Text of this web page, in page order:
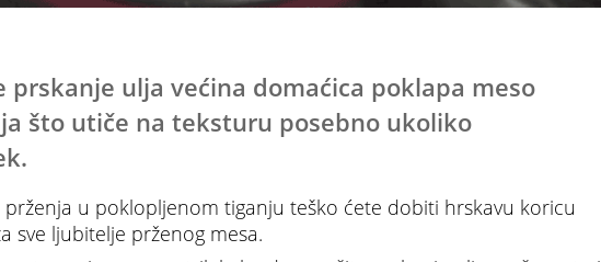
prskanje ulja većina domaćica poklapa meso
što utiče na teksturu posebno ukoliko
u poklopljenom tiganju teško ćete dobiti hrskavu koricu
sve ljubitelje prženog mesa.